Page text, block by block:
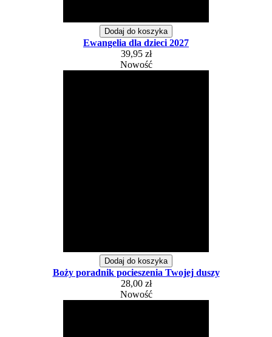
Dodaj do koszyka
Ewangelia dla dzieci 2027
39,95 zł
Nowość
Dodaj do koszyka
Boży poradnik pocieszenia Twojej duszy
28,00 zł
Nowość